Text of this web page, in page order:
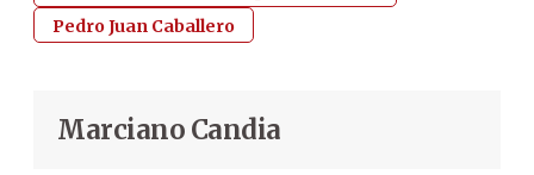
Pedro Juan Caballero
Marciano Candia